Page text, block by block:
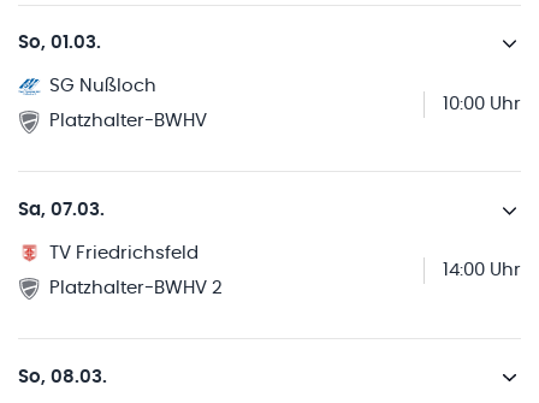
So, 01.03.
SG Nußloch
Platzhalter-BWHV
10:00 Uhr
Sa, 07.03.
TV Friedrichsfeld
Platzhalter-BWHV 2
14:00 Uhr
So, 08.03.